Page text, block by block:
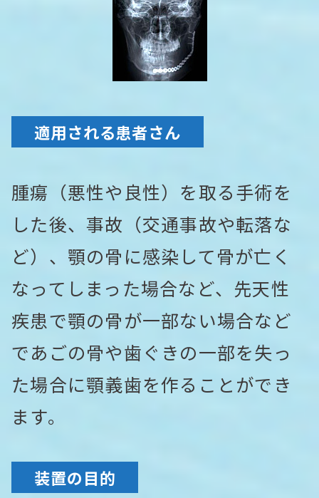
適用される患者さん
腫瘍（悪性や良性）を取る手術を
した後、事故（交通事故や転落な
ど）、顎の骨に感染して骨が亡く
なってしまった場合など、先天性
疾患で顎の骨が一部ない場合など
であごの骨や歯ぐきの一部を失っ
た場合に顎義歯を作ることができ
ます。
装置の目的